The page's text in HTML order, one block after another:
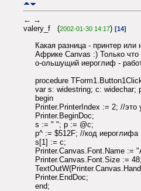
← →
valery_f (2002-01-30 14:17) [14]
Какая разница - принтер или
Африке Canvas :) Только что
о-ольшущий иероглиф -
procedure
var s: widestring; c: widechar;
begin
Printer.PrinterIndex := 2; //это
Printer.BeginDoc;
s := " "; p := @c;
p^ := $512F; //код иероглифа
s[1] := c;
Printer.Canvas.Font.Name :=
Printer.Canvas.Font.Size := 48;
Printer.EndDoc;
end;